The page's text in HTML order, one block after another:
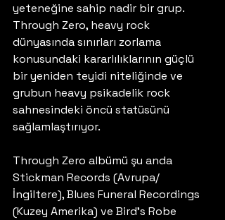
yeteneğine sahip nadir bir grup.
Through Zero, heavy rock
dünyasında sınırları zorlama
konusundaki kararlılıklarının güçlü
bir yeniden teyidi niteliğinde ve
grubun heavy psikadelik rock
sahnesindeki öncü statüsünü
sağlamlaştırıyor.
Through Zero albümü şu anda
Stickman Records (Avrupa/
İngiltere), Blues Funeral Recordings
(Kuzey Amerika) ve Bird’s Robe